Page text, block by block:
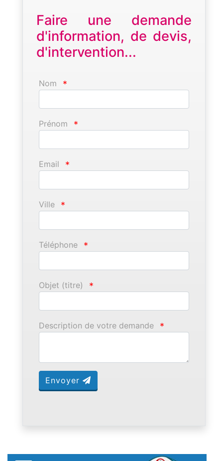
Faire une demande
d'information, de devis,
d'intervention...
Nom *
Prénom *
Email *
Ville *
Téléphone *
Objet (titre) *
Description de votre demande *
Envoyer